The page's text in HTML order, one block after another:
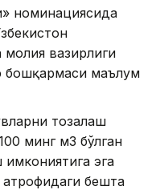
номинациясида
вазирлиги
бошқармаси маълум
тозалаш
минг м3 бўлган
эга
атрофидаги бешта